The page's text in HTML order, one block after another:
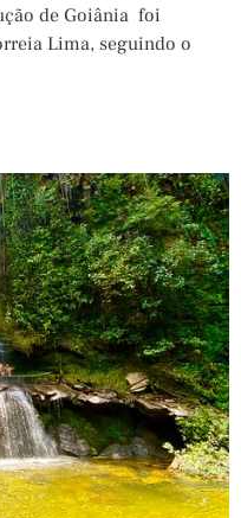
de Goiânia foi
Lima, seguindo o